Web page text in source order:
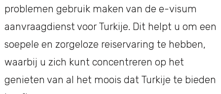
problemen gebruik maken van de e-visum
aanvraagdienst voor Turkije. Dit helpt u om een
soepele en zorgeloze reiservaring te hebben,
waarbij u zich kunt concentreren op het
genieten van al het moois dat Turkije te bieden